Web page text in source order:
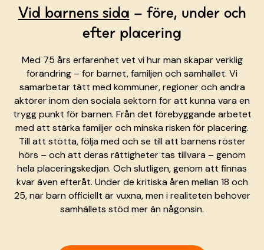
Vid barnens sida – före, under och
efter placering
Med 75 års erfarenhet vet vi hur man skapar verklig
förändring – för barnet, familjen och samhället. Vi
samarbetar tätt med kommuner, regioner och andra
aktörer inom den sociala sektorn för att kunna vara en
trygg punkt för barnen. Från det förebyggande arbetet
med att stärka familjer och minska risken för placering.
Till att stötta, följa med och se till att barnens röster
hörs – och att deras rättigheter tas tillvara – genom
hela placeringskedjan. Och slutligen, genom att finnas
kvar även efteråt. Under de kritiska åren mellan 18 och
25, när barn officiellt är vuxna, men i realiteten behöver
samhällets stöd mer än någonsin.